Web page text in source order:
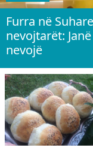
Furra në
nevojtarët:
nevojë